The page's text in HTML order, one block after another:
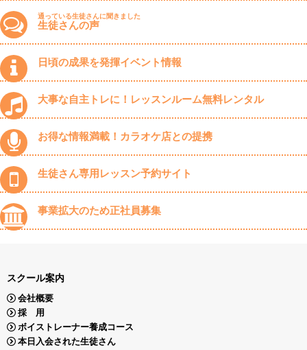
通っている生徒さんに聞きました
生徒さんの声
日頃の成果を発揮イベント情報
大事な自主トレに！レッスンルーム無料レンタル
お得な情報満載！カラオケ店との提携
生徒さん専用レッスン予約サイト
事業拡大のため正社員募集
スクール案内
会社概要
採 用
ボイストレーナー養成コース
本日入会された生徒さん